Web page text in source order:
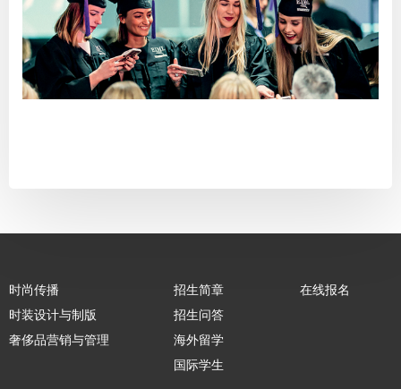
时尚传播
时装设计与制版
奢侈品营销与管理
招生简章
招生问答
海外留学
国际学生
在线报名